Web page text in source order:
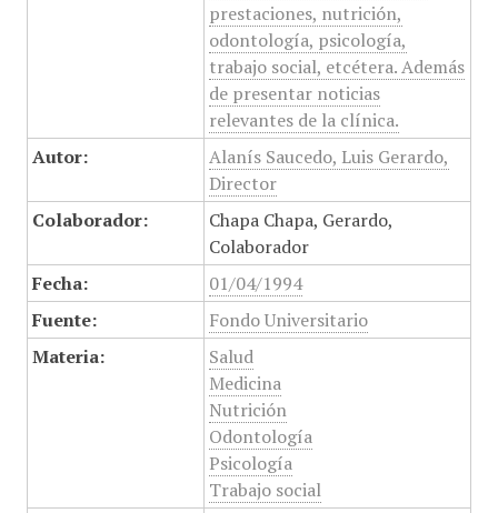
prestaciones, nutrición,
odontología, psicología,
trabajo social, etcétera. Además
de presentar noticias
relevantes de la clínica.
Autor:
Alanís Saucedo, Luis Gerardo,
Director
Colaborador:
Chapa Chapa, Gerardo,
Colaborador
Fecha:
01/04/1994
Fuente:
Fondo Universitario
Materia:
Salud
Medicina
Nutrición
Odontología
Psicología
Trabajo social